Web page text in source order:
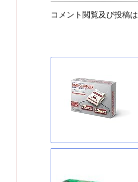
コメント閲覧及び投稿は